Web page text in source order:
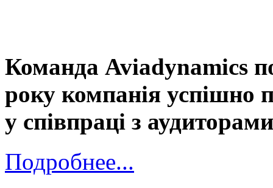
Команда Aviadynamics
року компанія успішно
у співпраці з
Подробнее...